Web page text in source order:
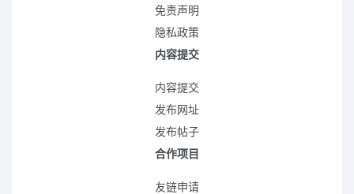
免责声明
隐私政策
内容提交
内容提交
发布网址
发布帖子
合作项目
友链申请